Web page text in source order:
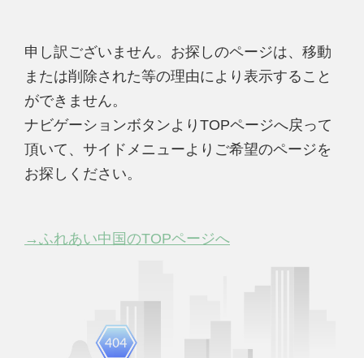
申し訳ございません。お探しのページは、移動
または削除された等の理由により表示すること
ができません。
ナビゲーションボタンよりTOPページへ戻って
頂いて、サイドメニューよりご希望のページを
お探しください。
→ふれあい中国のTOPページへ